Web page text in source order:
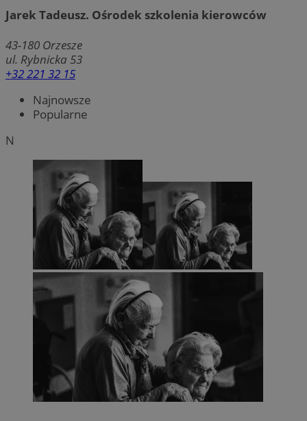
Jarek Tadeusz. Ośrodek szkolenia kierowców
43-180 Orzesze
ul. Rybnicka 53
+32 221 32 15
Najnowsze
Popularne
N